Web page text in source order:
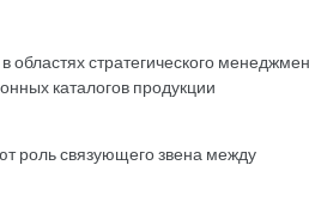
областях стратегического
каталогов продукции
роль связующего звена между